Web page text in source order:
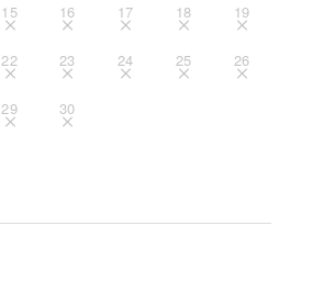
15 16 17 18 19
22 23 24 25 26
29 30